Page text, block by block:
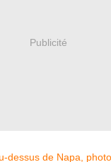
Publicité